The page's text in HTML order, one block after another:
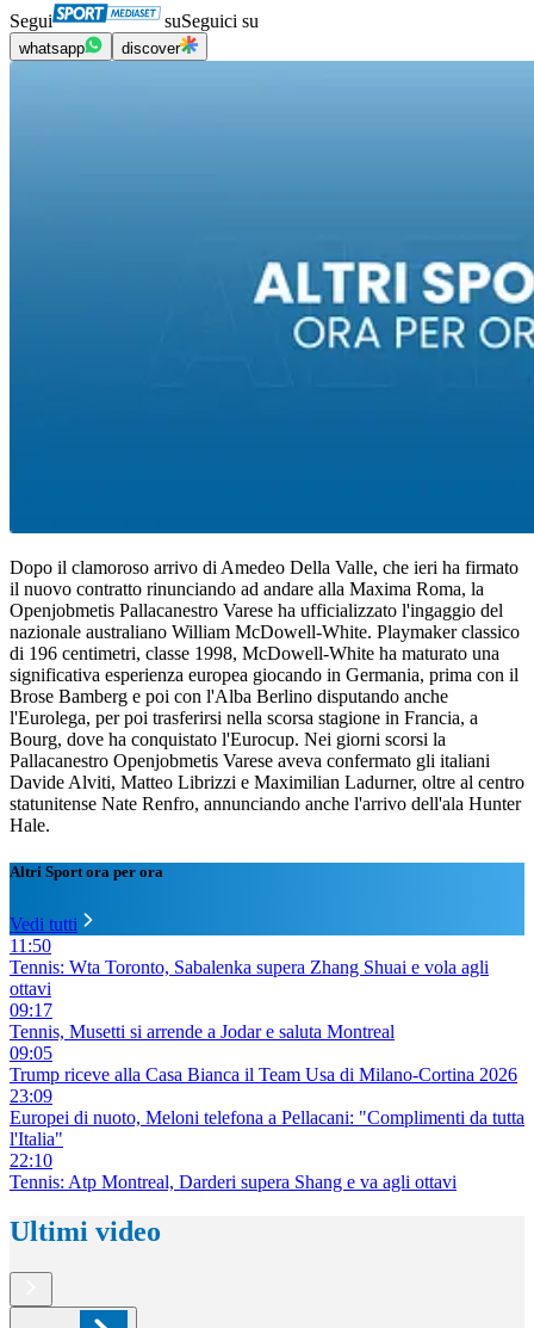
Segui suSeguici su
whatsapp discover
Dopo il clamoroso arrivo di Amedeo Della Valle, che ieri ha firmato
il nuovo contratto rinunciando ad andare alla Maxima Roma, la
Openjobmetis Pallacanestro Varese ha ufficializzato l'ingaggio del
nazionale australiano William McDowell-White. Playmaker classico
di 196 centimetri, classe 1998, McDowell-White ha maturato una
significativa esperienza europea giocando in Germania, prima con il
Brose Bamberg e poi con l'Alba Berlino disputando anche
l'Eurolega, per poi trasferirsi nella scorsa stagione in Francia, a
Bourg, dove ha conquistato l'Eurocup. Nei giorni scorsi la
Pallacanestro Openjobmetis Varese aveva confermato gli italiani
Davide Alviti, Matteo Librizzi e Maximilian Ladurner, oltre al centro
statunitense Nate Renfro, annunciando anche l'arrivo dell'ala Hunter
Hale.
Altri Sport ora per ora
Vedi tutti
11:50
Tennis: Wta Toronto, Sabalenka supera Zhang Shuai e vola agli
ottavi
09:17
Tennis, Musetti si arrende a Jodar e saluta Montreal
09:05
Trump riceve alla Casa Bianca il Team Usa di Milano-Cortina 2026
23:09
Europei di nuoto, Meloni telefona a Pellacani: "Complimenti da tutta
l'Italia"
22:10
Tennis: Atp Montreal, Darderi supera Shang e va agli ottavi
Ultimi video